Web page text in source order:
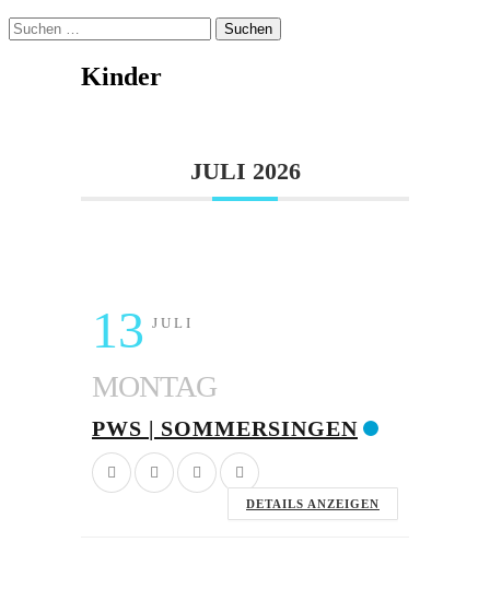
Suchen
nach:
Kinder
JULI 2026
13 JULI
MONTAG
PWS | SOMMERSINGEN
DETAILS ANZEIGEN